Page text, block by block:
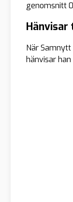
genomsnitt
Hänvisar
När
hänvisar